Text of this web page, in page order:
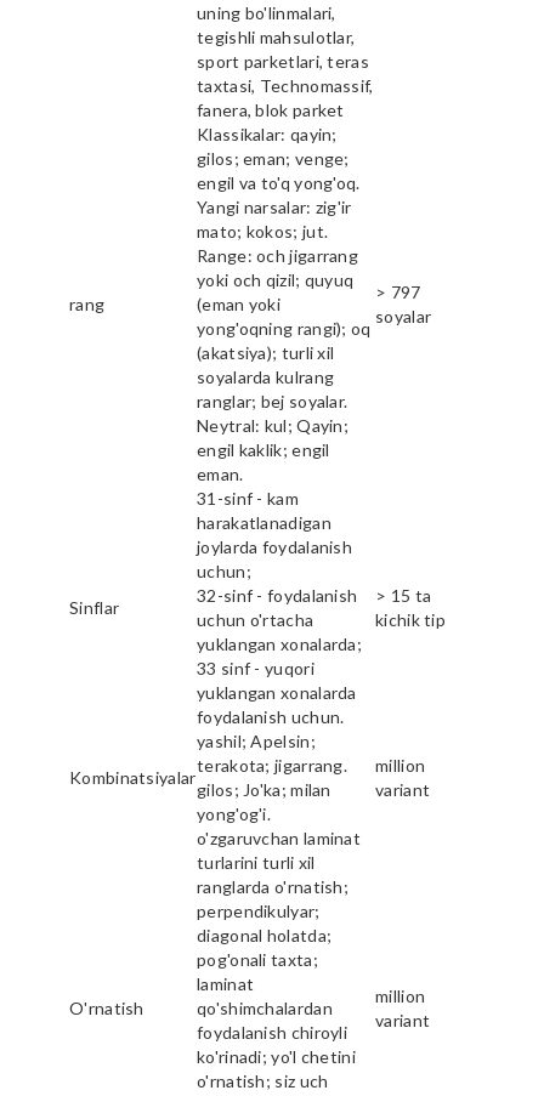
uning bo'linmalari,
tegishli mahsulotlar,
sport parketlari, teras
taxtasi, Technomassif,
fanera, blok parket
rang
Klassikalar: qayin;
gilos; eman; venge;
engil va to'q yong'oq.
Yangi narsalar: zig'ir
mato; kokos; jut.
Range: och jigarrang
yoki och qizil; quyuq
(eman yoki
yong'oqning rangi); oq
(akatsiya); turli xil
soyalarda kulrang
ranglar; bej soyalar.
Neytral: kul; Qayin;
engil kaklik; engil
eman.
> 797
soyalar
Sinflar
31-sinf - kam
harakatlanadigan
joylarda foydalanish
uchun;
32-sinf - foydalanish
uchun o'rtacha
yuklangan xonalarda;
33 sinf - yuqori
yuklangan xonalarda
foydalanish uchun.
> 15 ta
kichik tip
Kombinatsiyalar
yashil; Apelsin;
terakota; jigarrang.
gilos; Jo'ka; milan
yong'og'i.
million
variant
O'rnatish
o'zgaruvchan laminat
turlarini turli xil
ranglarda o'rnatish;
perpendikulyar;
diagonal holatda;
pog'onali taxta;
laminat
qo'shimchalardan
foydalanish chiroyli
ko'rinadi; yo'l chetini
o'rnatish; siz uch
million
variant